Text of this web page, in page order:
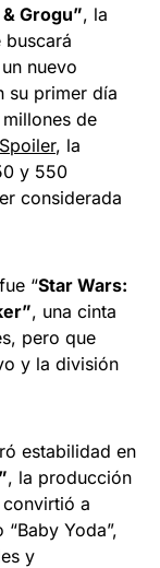
Grogu”, la
nuevo
su primer día
de
Spoiler, la
y 550
considerada
“Star Wars:
, una cinta
pero que
y la división
estabilidad en
, la producción
a
Yoda”,
y